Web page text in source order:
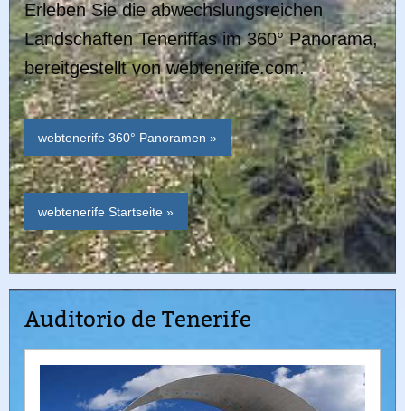
Erleben Sie die abwechslungsreichen
Landschaften Teneriffas im 360° Panorama,
bereitgestellt von webtenerife.com.
webtenerife 360° Panoramen »
webtenerife Startseite »
Auditorio de Tenerife